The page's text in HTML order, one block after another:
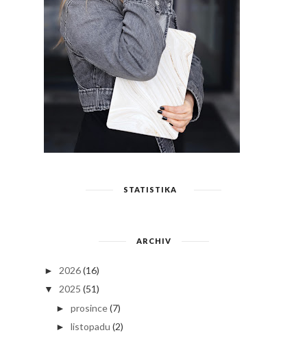
STATISTIKA
ARCHIV
► 2026(16)
▼ 2025 (51)
► prosince(7)
► listopadu (2)